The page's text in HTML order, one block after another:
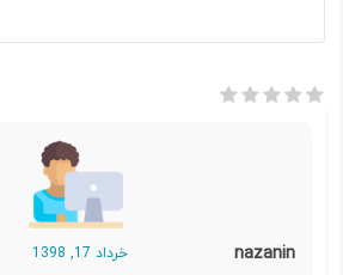
nazanin خرداد 17, 1398